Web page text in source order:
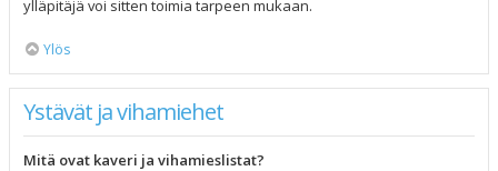
ylläpitäjä voi sitten toimia tarpeen mukaan.
Ylös
Ystävät ja vihamiehet
Mitä ovat kaveri ja vihamieslistat?